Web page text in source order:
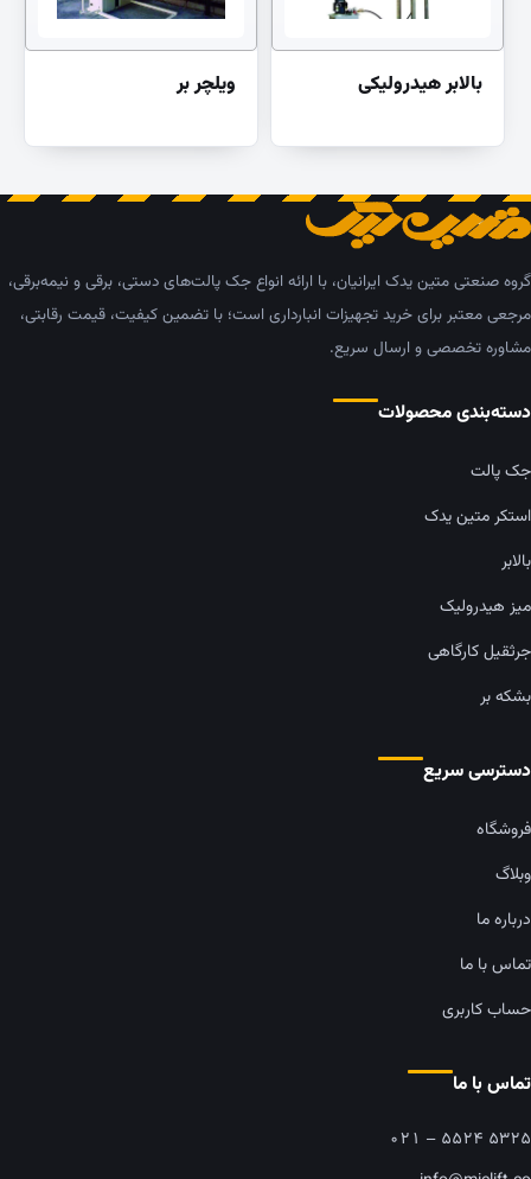
بالابر هیدرولیکی ویلچر بر
گروه صنعتی متین یدک ایرانیان، با ارائه انواع جک پالت‌های دستی، برقی و نیمه‌برقی،
مرجعی معتبر برای خرید تجهیزات انبارداری است؛ با تضمین کیفیت، قیمت رقابتی،
مشاوره تخصصی و ارسال سریع.
دسته‌بندی محصولات
جک پالت
استکر متین یدک
بالابر
میز هیدرولیک
جرثقیل کارگاهی
بشکه بر
دسترسی سریع
فروشگاه
وبلاگ
درباره ما
تماس با ما
حساب کاربری
تماس با ما
۰۲۱ – ۵۵۲۴ ۵۳۲۵